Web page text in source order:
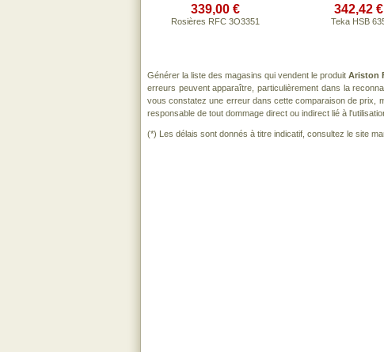
339,00 €
Rosières RFC 3O3351
342,42 €
Teka HSB
Générer la liste des magasins qui vendent le produitAriston
erreurs peuvent apparaître, particulièrement dans la
vous constatez une erreur dans cette comparaison de prix,
responsable de tout dommage direct ou indirect lié à
(*) Les délais sont donnés à titre indicatif, consultez le site